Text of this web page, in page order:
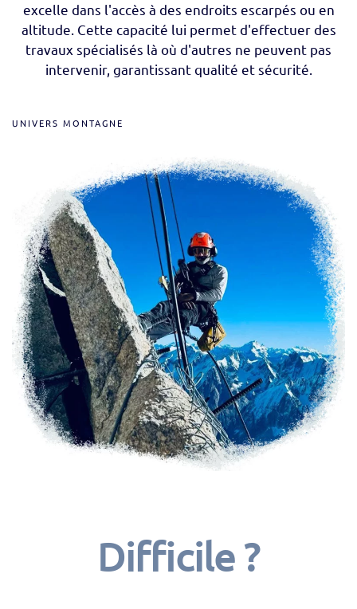
excelle dans l'accès à des endroits escarpés ou en
altitude. Cette capacité lui permet d'effectuer des
travaux spécialisés là où d'autres ne peuvent pas
intervenir, garantissant qualité et sécurité.
UNIVERS MONTAGNE
Difficile ?